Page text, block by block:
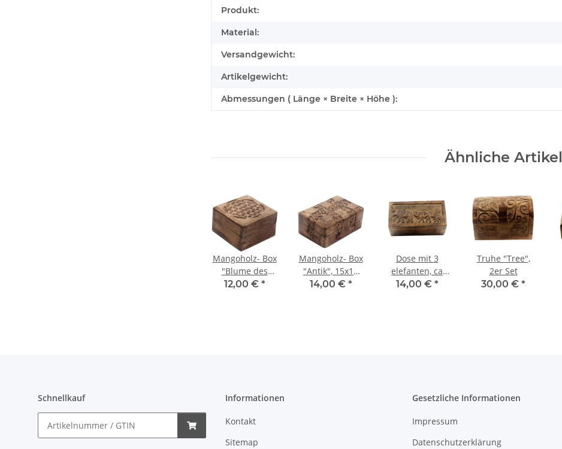
Produkteigenschaft
Wert
Produkt:
Material:
Versandgewicht:
Artikelgewicht:
Abmessungen ( Länge × Breite × Höhe ):
Ähnliche Artikel
Mangoholz- Box
"Blume des
Lebens", ca.
12,00 € *
Mangoholz- Box
"Antik", 15x10
cm
14,00 € *
Dose mit 3
elefanten, ca
15x7,5x6,5 cm
14,00 € *
Truhe "Tree",
2er Set
30,00 € *
Schnellkauf Informationen
Kontakt
Sitemap
Gesetzliche Informationen
Impressum
Datenschutzerklärung